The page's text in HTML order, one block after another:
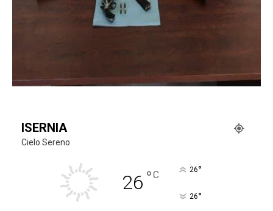
ISERNIA
Cielo Sereno
26 °C 26°
26°